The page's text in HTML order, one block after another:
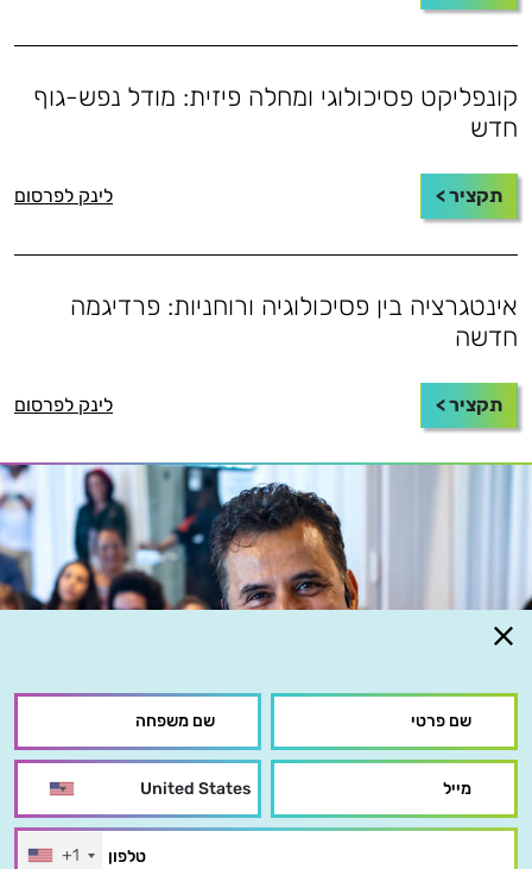
קונפליקט פסיכולוגי ומחלה פיזית: מודל נפש-גוף
חדש
תקציר > לינק לפרסום
אינטגרציה בין פסיכולוגיה ורוחניות: פרדיגמה
חדשה
תקציר > לינק לפרסום
+1